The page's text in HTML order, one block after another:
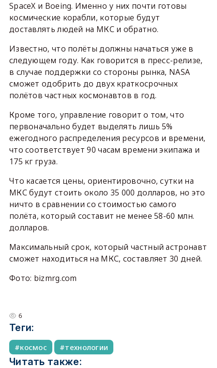
SpaceX и Boeing. Именно у них почти готовы
космические корабли, которые будут
доставлять людей на МКС и обратно.
Известно, что полёты должны начаться уже в
следующем году. Как говорится в пресс-релизе,
в случае поддержки со стороны рынка, NASA
сможет одобрить до двух краткосрочных
полётов частных космонавтов в год.
Кроме того, управление говорит о том, что
первоначально будет выделять лишь 5%
ежегодного распределения ресурсов и времени,
что соответствует 90 часам времени экипажа и
175 кг груза.
Что касается цены, ориентировочно, сутки на
МКС будут стоить около 35 000 долларов, но это
ничто в сравнении со стоимостью самого
полёта, который составит не менее 58-60 млн.
долларов.
Максимальный срок, который частный астронавт
сможет находиться на МКС, составляет 30 дней.
Фото: bizmrg.com
6
Теги:
космос технологии
Читать также: